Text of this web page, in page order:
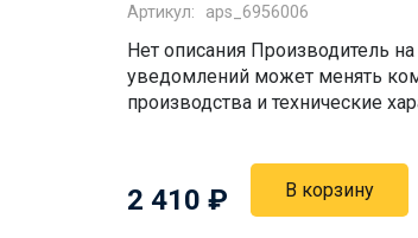
Артикул: aps_6956006
Нет описания Производитель
уведомлений может менять
производства и технические
2 410 ₽ В корзину